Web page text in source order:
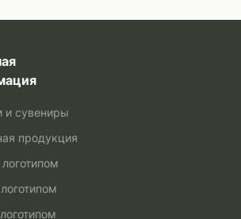
и сувениры
продукция